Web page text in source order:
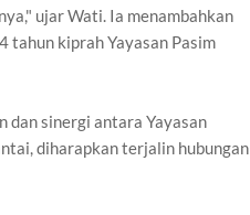
ujar Wati. Ia menambahkan
tahun kiprah Yayasan Pasim
dan sinergi antara Yayasan
diharapkan terjalin hubungan